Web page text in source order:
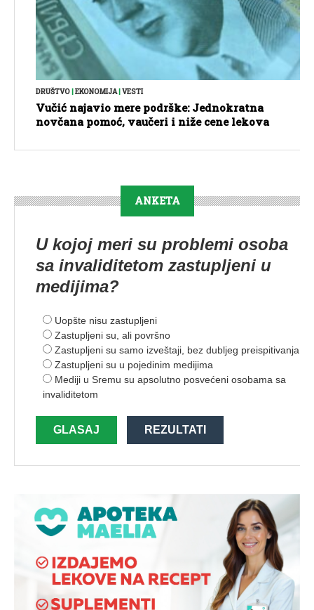
DRUŠTVO EKONOMIJA| VESTI
Vučić najavio mere podrške: Jednokratna
novčana pomoć, vaučeri i niže cene lekova
ANKETA
U kojoj meri su problemi osoba
sa invaliditetom zastupljeni u
medijima?
Uopšte nisu zastupljeni
Zastupljeni su, ali površno
Zastupljeni su samo izveštaji, bez dubljeg preispitivanja
Zastupljeni su u pojedinim medijima
Mediji u Sremu su apsolutno posvećeni osobama sa
invaliditetom
GLASAJ REZULTATI